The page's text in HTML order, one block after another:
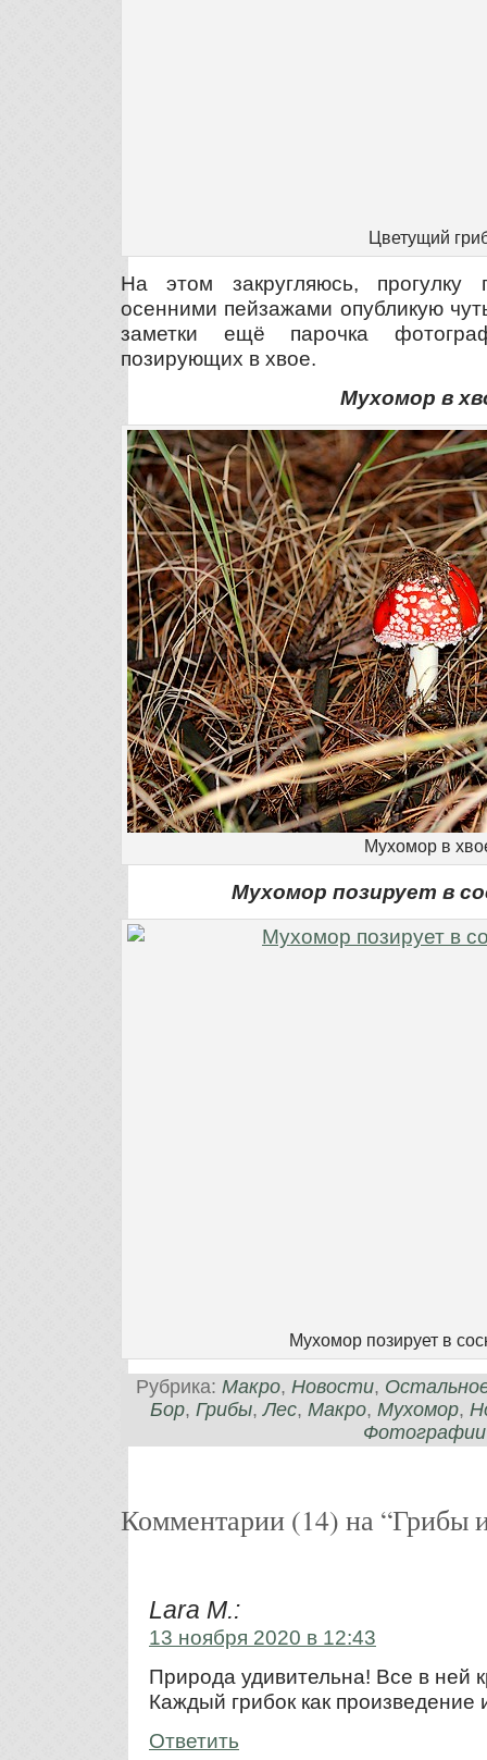
Цветущий
На этом закругляюсь,
осенними пейзажами опубликую
заметки ещё парочка
позирующих в хвое.
Мухомор в
Мухомор в
Мухомор позирует в
Мухомор позирует в
Рубрика: Макро, Новости,
Бор, Грибы,Лес, Макро, Мухомор,
Фотографии
Комментарии (14) на “Грибы
Lara M.:
13 ноября 2020 в 12:43
Природа удивительна! Все в ней
Каждый грибок как произведение
Ответить